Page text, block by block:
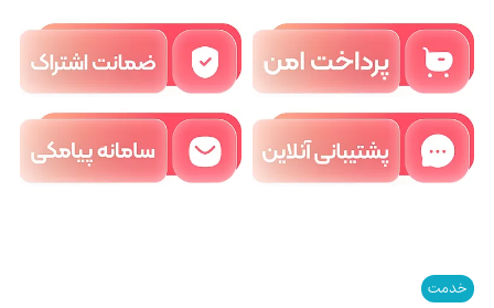
خدمت